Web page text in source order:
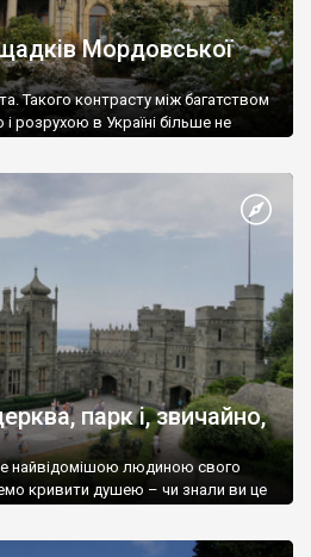
Мордовської
Такого контрасту між багатством
розрухою в Україні більше не
парк і, звичайно,
найвідомішою людиною свого
кривити душею – чи знали ви це